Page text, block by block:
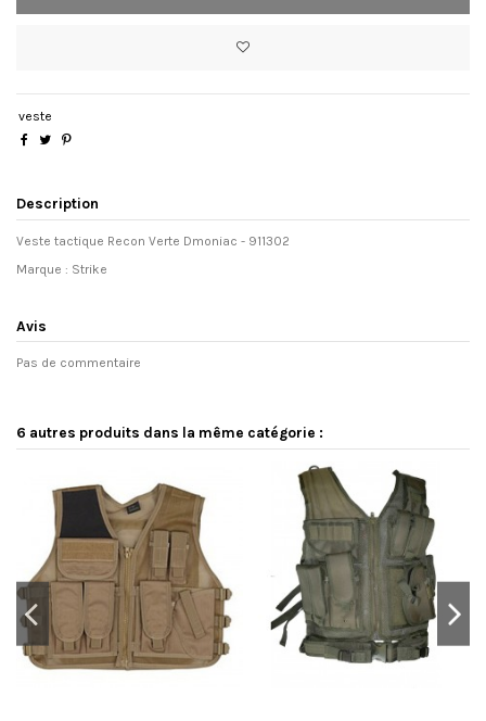
veste
Description
Veste tactique Recon Verte Dmoniac - 911302
Marque : Strike
Avis
Pas de commentaire
6 autres produits dans la même catégorie :